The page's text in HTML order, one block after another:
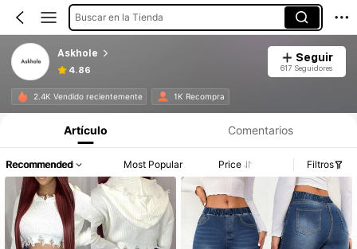
Buscar en la Tienda
Askhole
4.86
Seguir
617 Seguidores
2.4K Vendido recientemente 1K Recompra
Artículo Comentarios
Recommended Most Popular Price Filtros